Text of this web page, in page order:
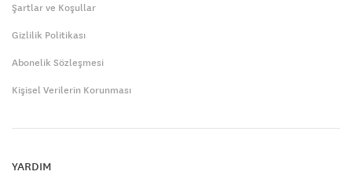
Şartlar ve Koşullar
Gizlilik Politikası
Abonelik Sözleşmesi
Kişisel Verilerin Korunması
YARDIM